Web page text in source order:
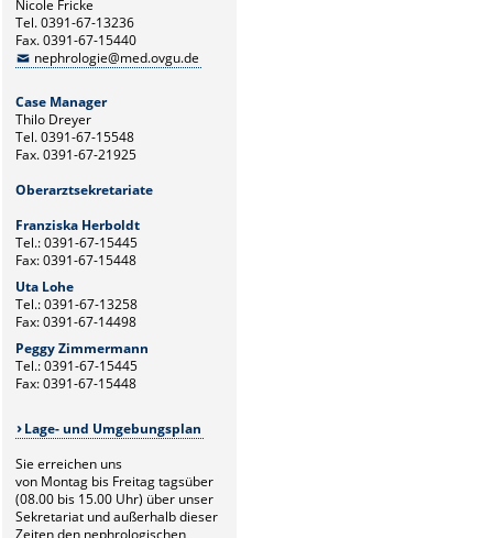
Nicole Fricke
Tel. 0391-67-13236
Fax. 0391-67-15440
nephrologie@med.ovgu.de
Case Manager
Thilo Dreyer
Tel. 0391-67-15548
Fax. 0391-67-21925
Oberarztsekretariate
Franziska Herboldt
Tel.: 0391-67-15445
Fax: 0391-67-15448
Uta Lohe
Tel.: 0391-67-13258
Fax: 0391-67-14498
Peggy Zimmermann
Tel.: 0391-67-15445
Fax: 0391-67-15448
Lage- und Umgebungsplan
Sie erreichen uns
von Montag bis Freitag tagsüber
(08.00 bis 15.00 Uhr) über unser
Sekretariat und außerhalb dieser
Zeiten den nephrologischen